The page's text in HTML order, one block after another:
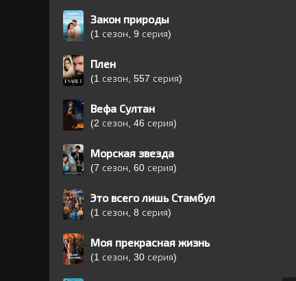
Закон природы
(1 сезон, 9 серия)
Плен
(1 сезон, 557 серия)
Вефа Султан
(2 сезон, 46 серия)
Морская звезда
(7 сезон, 60 серия)
Это всего лишь Стамбул
(1 сезон, 8 серия)
Моя прекрасная жизнь
(1 сезон, 30 серия)